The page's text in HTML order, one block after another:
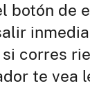
botón de
corres
te vea